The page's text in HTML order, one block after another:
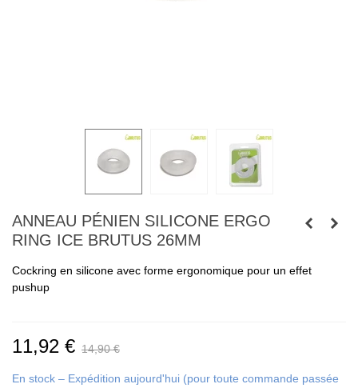
ANNEAU PÉNIEN SILICONE ERGO
RING ICE BRUTUS 26MM
Cockring en silicone avec forme ergonomique pour un effet
pushup
11,92 € 14,90 €
En stock – Expédition aujourd'hui (pour toute commande passée